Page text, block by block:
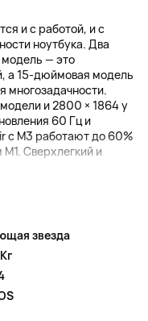
и с работой, и с
ноутбука. Два
— это
а 15-дюймовая модель
многозадачности.
и 2800 × 1864 у
60 Гц и
с M3 работают до 60%
Сверхлегкий и
звезда